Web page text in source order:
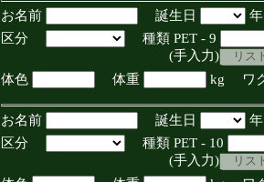
お名前 誕生日
区分
種類 PET - 9
(手入力)
体色
体重 kg ワ
お名前 誕生日
区分
種類 PET - 10
(手入力)